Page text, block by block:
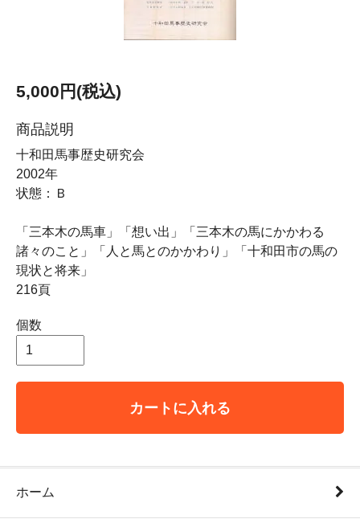
5,000円(税込)
商品説明
十和田馬事歴史研究会
2002年
状態：Ｂ
「三本木の馬車」「想い出」「三本木の馬にかかわる
諸々のこと」「人と馬とのかかわり」「十和田市の馬の
現状と将来」
216頁
個数
カートに入れる
ホーム